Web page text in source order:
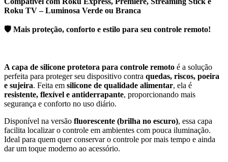
Roku TV – Luminosa Verde ou Branca
🛡️ Mais proteção, conforto e estilo para seu controle remoto!
A capa de silicone protetora para controle remoto é a solução
perfeita para proteger seu dispositivo contra quedas, riscos, poeira
e sujeira. Feita em silicone de qualidade alimentar, ela é
resistente, flexível e antiderrapante, proporcionando mais
segurança e conforto no uso diário.
Disponível na versão fluorescente (brilha no escuro), essa capa
facilita localizar o controle em ambientes com pouca iluminação.
Ideal para quem quer conservar o controle por mais tempo e ainda
dar um toque moderno ao acessório.